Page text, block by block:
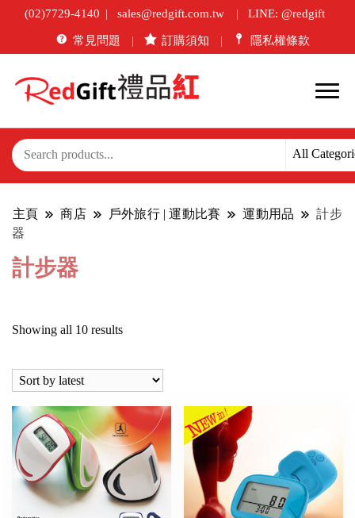
(02)7729-4140 sales@redgift.com.tw LINE: @redgift
常見問題 訂購須知 隱私權條款
主頁 商店 戶外旅行 | 運動比賽 運動用品
計步
器
計步器
Showing all 10 resultsSorted
latest